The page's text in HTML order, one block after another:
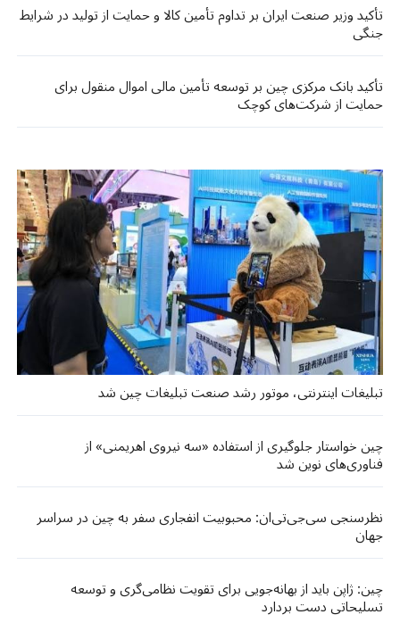
تأکید وزیر صنعت ایران بر تداوم تأمین کالا و حمایت از تولید در شرایط
جنگی
تأکید بانک مرکزی چین بر توسعه تأمین مالی اموال منقول برای
حمایت از شرکت‌های کوچک
تبلیغات اینترنتی، موتور رشد صنعت تبلیغات چین شد
چین خواستار جلوگیری از استفاده «سه نیروی اهریمنی» از
فناوری‌های نوین شد
نظرسنجی سی‌جی‌تی‌ان: محبوبیت انفجاری سفر به چین در سراسر
جهان
چین: ژاپن باید از بهانه‌جویی برای تقویت نظامی‌گری و توسعه
تسلیحاتی دست بردارد